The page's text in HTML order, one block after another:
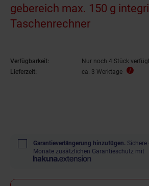
gebereich max. 150 g
Taschenrechner
Verfügbarkeit:
Nur noch 4 Stück
Lieferzeit:
ca. 3 Werktage
Garantieverlängerung hinzufügen. Sichere
Monate zusätzlichen Garantieschutz mit